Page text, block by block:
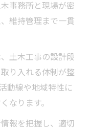
事務所と現場が密
維持管理まで一貫
土木工事の設計段
り入れる体制が整
動線や地域特性に
なります。
報を把握し、適切